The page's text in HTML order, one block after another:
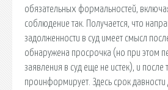
обязательных формальностей,
соблюдение так. Получается, что
задолженности в суд имеет смысл
обнаружена просрочка (но при этом
заявления в суд еще не истек), и после
проинформирует. Здесь срок